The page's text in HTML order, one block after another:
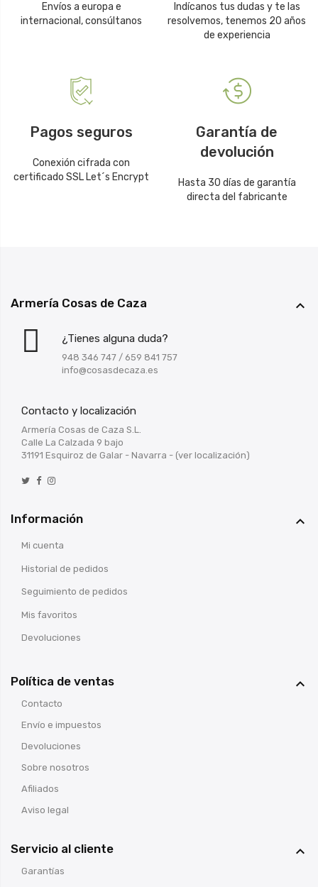
Envíos a europa e
internacional, consúltanos
Indícanos tus dudas y te las
resolvemos, tenemos 20 años
de experiencia
Pagos seguros
Conexión cifrada con
certificado SSL Let´s Encrypt
Garantía de
devolución
Hasta 30 días de garantía
directa del fabricante
Armería Cosas de Caza 
¿Tienes alguna duda?
948 346 747 / 659 841 757
info@cosasdecaza.es
Contacto y localización
Armería Cosas de Caza S.L.
Calle La Calzada 9 bajo
31191 Esquiroz de Galar - Navarra - (ver localización)
Información 
Mi cuenta
Historial de pedidos
Seguimiento de pedidos
Mis favoritos
Devoluciones
Política de ventas 
Contacto
Envío e impuestos
Devoluciones
Sobre nosotros
Afiliados
Aviso legal
Servicio al cliente 
Garantías